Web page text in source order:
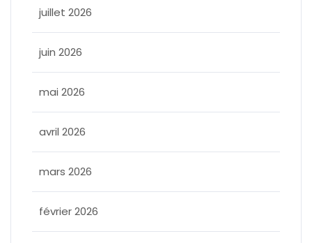
juillet 2026
juin 2026
mai 2026
avril 2026
mars 2026
février 2026